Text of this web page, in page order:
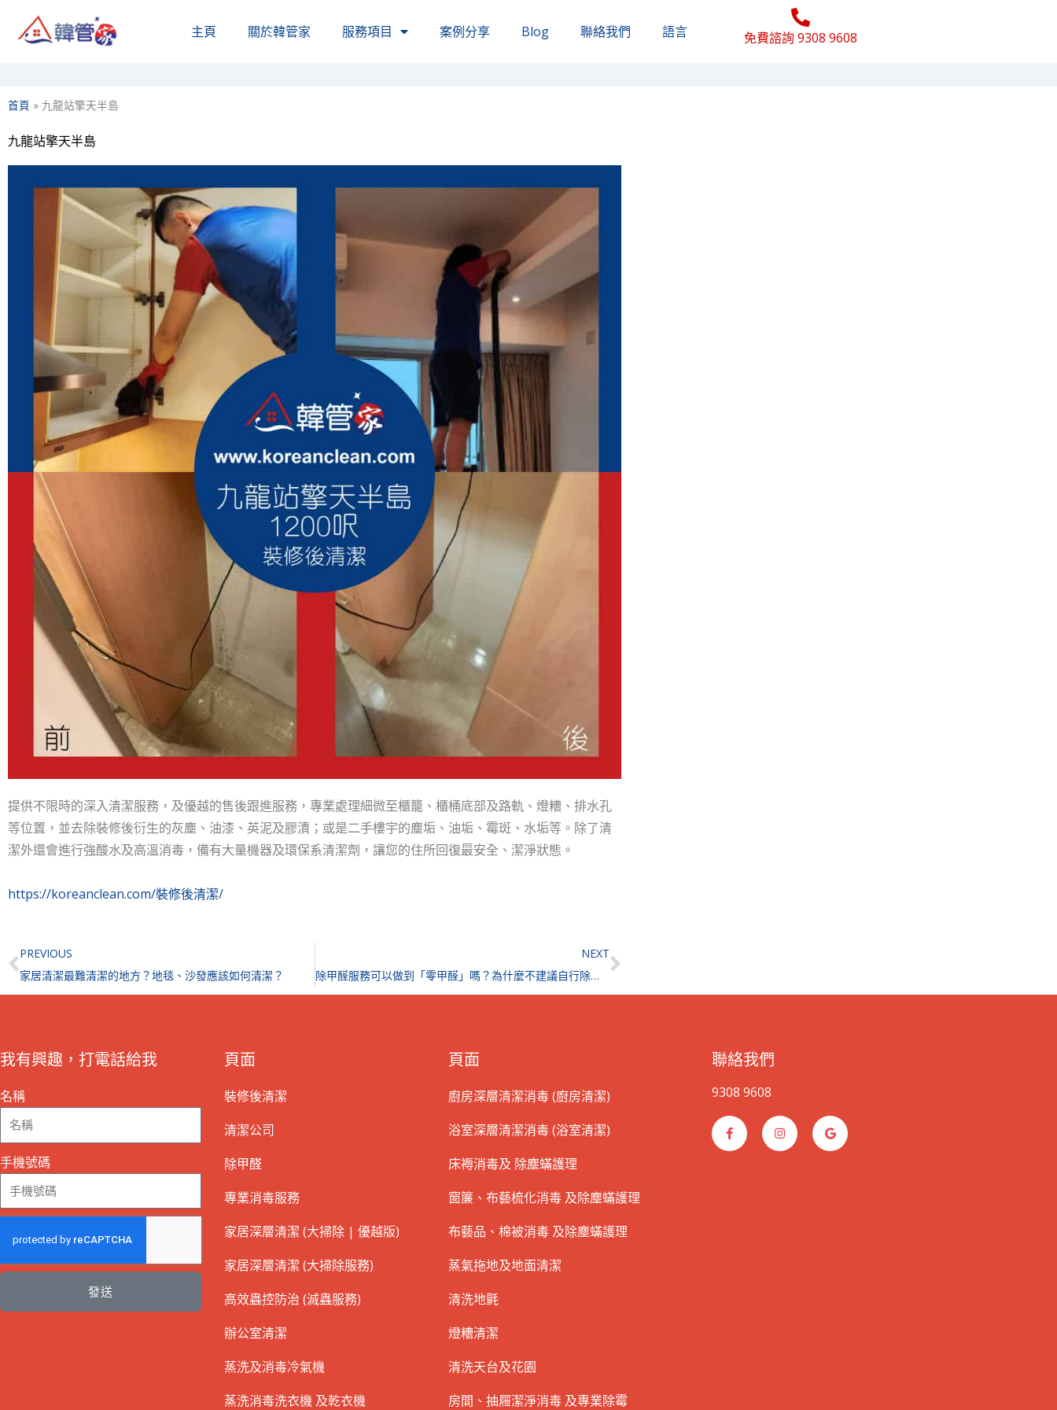
主頁 關於韓管家​ 服務項目 案例分享 Blog 聯絡我們 語言 免費諮詢 9308 9608
首頁 » 九龍站擎天半島
九龍站擎天半島
提供不限時的深入清潔服務，及優越的售後跟進服務，專業處理細微至櫃籠、櫃桶底部及路軌、燈糟、排水孔
等位置，並去除裝修後衍生的灰塵、油漆、英泥及膠漬；或是二手樓宇的塵垢、油垢、霉斑、水垢等。除了清
潔外還會進行強酸水及高溫消毒，備有大量機器及環保系清潔劑，讓您的住所回復最安全、潔淨狀態。
https://koreanclean.com/裝修後清潔/
Prev
PREVIOUS
家居清潔最難清潔的地方？地毯、沙發應該如何清潔？
NEXT
除甲醛服務可以做到「零甲醛」嗎？為什麼不建議自行除甲醛？
Next
我有興趣，打電話給我
名稱
手機號碼
發送
頁面
裝修後清潔
清潔公司
除甲醛
專業消毒服務
家居深層清潔 (大掃除 | 優越版)
家居深層清潔 (大掃除服務)
高效蟲控防治 (滅蟲服務)
辦公室清潔
蒸洗及消毒冷氣機
蒸洗消毒洗衣機 及乾衣機
頁面
廚房深層清潔消毒 (廚房清潔)
浴室深層清潔消毒 (浴室清潔)
床褥消毒及 除塵蟎護理
窗簾、布藝梳化消毒 及除塵蟎護理
布藝品、棉被消毒 及除塵蟎護理
蒸氣拖地及地面清潔
清洗地氈
燈糟清潔
清洗天台及花園
房間、抽屜潔淨消毒 及專業除霉
聯絡我們
9308 9608
F
a
c
e
I
n
t
G
o
o
g